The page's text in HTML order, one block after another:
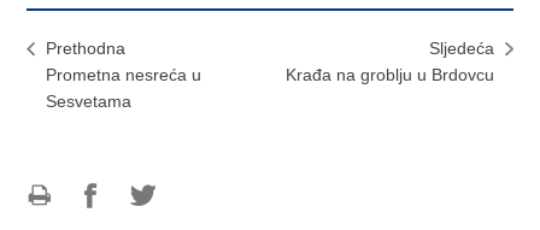
Prethodna
Prometna nesreća u
Sesvetama
Sljedeća
Krađa na groblju u Brdovcu